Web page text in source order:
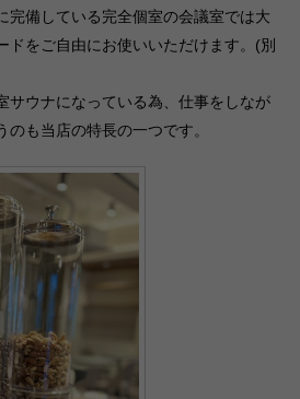
完備している完全個室の会議室では大
ドをご自由にお使いいただけます。(別
サウナになっている為、仕事をしなが
も当店の特長の一つです。